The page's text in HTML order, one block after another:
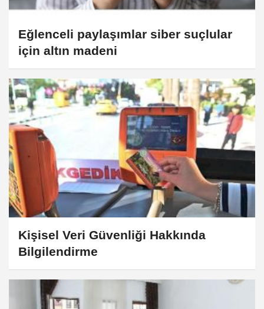
Eğlenceli paylaşımlar siber suçlular
için altın madeni
Kişisel Veri Güvenliği Hakkında
Bilgilendirme